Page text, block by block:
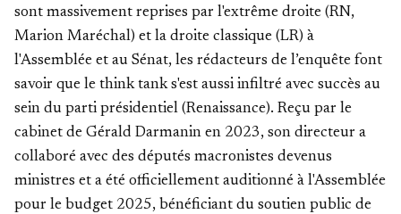
sont massivement reprises par l'extrême droite (RN,
Marion Maréchal) et la droite classique (LR) à
l'Assemblée et au Sénat, les rédacteurs de l’enquête font
savoir que le think tank s'est aussi infiltré avec succès au
sein du parti présidentiel (Renaissance). Reçu par le
cabinet de Gérald Darmanin en 2023, son directeur a
collaboré avec des députés macronistes devenus
ministres et a été officiellement auditionné à l'Assemblée
pour le budget 2025, bénéficiant du soutien public de